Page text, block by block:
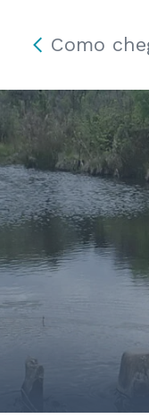
Como